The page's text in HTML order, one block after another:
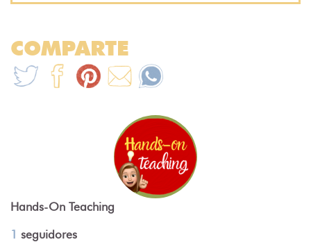
COMPARTE
Hands-On Teaching
1 seguidores